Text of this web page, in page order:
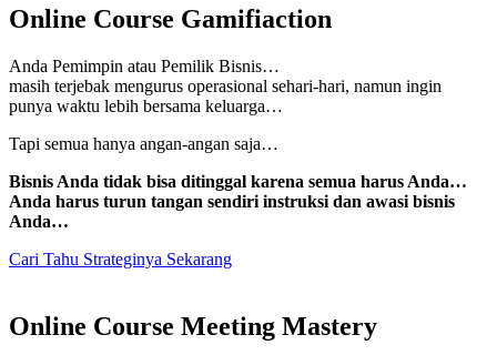
Online Course Gamifiaction
Anda Pemimpin atau Pemilik Bisnis…
masih terjebak mengurus operasional sehari-hari, namun ingin
punya waktu lebih bersama keluarga…
Tapi semua hanya angan-angan saja…
Bisnis Anda tidak bisa ditinggal karena semua harus Anda…
Anda harus turun tangan sendiri instruksi dan awasi bisnis
Anda…
Cari Tahu Strateginya Sekarang
Online Course Meeting Mastery